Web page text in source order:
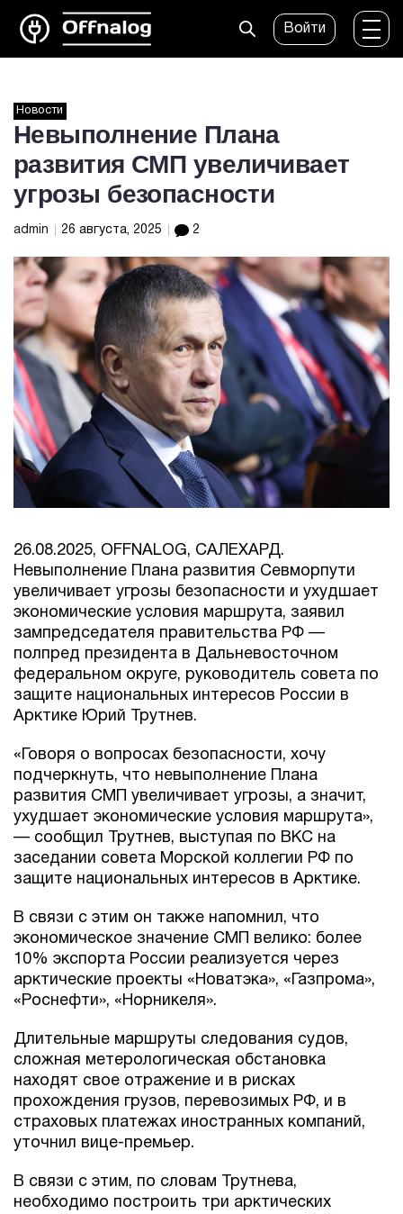
Войти
Новости
Невыполнение Плана
развития СМП увеличивает
угрозы безопасности
admin 26 августа, 2025 2
26.08.2025, OFFNALOG, САЛЕХАРД.
Невыполнение Плана развития Севморпути
увеличивает угрозы безопасности и ухудшает
экономические условия маршрута, заявил
зампредседателя правительства РФ —
полпред президента в Дальневосточном
федеральном округе, руководитель совета по
защите национальных интересов России в
Арктике Юрий Трутнев.
«Говоря о вопросах безопасности, хочу
подчеркнуть, что невыполнение Плана
развития СМП увеличивает угрозы, а значит,
ухудшает экономические условия маршрута»,
— сообщил Трутнев, выступая по ВКС на
заседании совета Морской коллегии РФ по
защите национальных интересов в Арктике.
В связи с этим он также напомнил, что
экономическое значение СМП велико: более
10% экспорта России реализуется через
арктические проекты «Новатэка», «Газпрома»,
«Роснефти», «Норникеля».
Длительные маршруты следования судов,
сложная метерологическая обстановка
находят свое отражение и в рисках
прохождения грузов, перевозимых РФ, и в
страховых платежах иностранных компаний,
уточнил вице-премьер.
В связи с этим, по словам Трутнева,
необходимо построить три арктических